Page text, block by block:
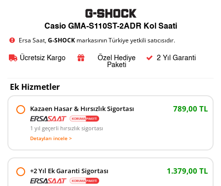
Casio GMA-S110ST-2ADR Kol Saati
Ersa Saat,G-SHOCK markasının Türkiye yetkili satıcısıdır.
Ücretsiz Kargo
Özel Hediye
Paketi
2 Yıl Garanti
Ek Hizmetler
Kazaen Hasar & Hırsızlık Sigortası 789,00 TL
1 yıl geçerli hırsızlık sigortası
Detayları incele >
+2 Yıl Ek Garanti Sigortası 1.379,00 TL